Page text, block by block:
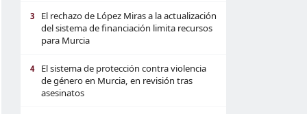
3
El rechazo de López Miras a la actualización
del sistema de financiación limita recursos
para Murcia
4
El sistema de protección contra violencia
de género en Murcia, en revisión tras
asesinatos